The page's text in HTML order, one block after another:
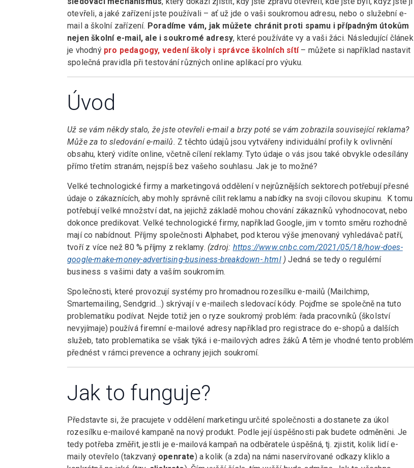
otevřeli, a jaké zařízení jste používali – ať už jde o vaši soukromou adresu, nebo o služební e-
mail a školní zařízení. Poradíme vám, jak můžete chránit proti spamu i případným útokům
nejen školní e-mail, ale i soukromé adresy, které používáte vy a vaši žáci. Následující článek
je vhodný pro pedagogy, vedení školy i správce školních sítí– můžete si například nastavit
společná pravidla při testování různých online aplikací pro výuku.
Úvod
Už se vám někdy stalo, že jste otevřeli e-mail a brzy poté se vám zobrazila související reklama?
Může za to sledování e-mailů. Z těchto údajů jsou vytvářeny individuální profily k ovlivnění
obsahu, který vidíte online, včetně cílení reklamy. Tyto údaje o vás jsou také obvykle odesílány
přímo třetím stranám, nejspíš bez vašeho souhlasu. Jak je to možné?
Velké technologické firmy a marketingová oddělení v nejrůznějších sektorech potřebují přesné
údaje o zákaznících, aby mohly správně cílit reklamu a nabídky na svoji cílovou skupinu. K tomu
potřebují velké množství dat, na jejichž základě mohou chování zákazníků vyhodnocovat, nebo
dokonce predikovat. Velké technologické firmy, například Google, jim v tomto směru rozhodně
mají co nabídnout. Příjmy společnosti Alphabet, pod kterou výše jmenovaný vyhledávač patří,
tvoří z více než 80 % příjmy z reklamy. (zdroj: https://www.cnbc.com/2021/05/18/how-does-
google-make-money-advertising-business-breakdown-.html)Jedná se tedy o regulérní
business s vašimi daty a vaším soukromím.
Společnosti, které provozují systémy pro hromadnou rozesílku e-mailů (Mailchimp,
Smartemailing, Sendgrid…) skrývají v e-mailech sledovací kódy. Pojďme se společně na tuto
problematiku podívat. Nejde totiž jen o ryze soukromý problém: řada pracovníků (školství
nevyjímaje) používá firemní e-mailové adresy například pro registrace do e-shopů a dalších
služeb, tato problematika se však týká i e-mailových adres žáků A těm je vhodné tento problém
přednést v rámci prevence a ochrany jejich soukromí.
Jak to funguje?
Představte si, že pracujete v oddělení marketingu určité společnosti a dostanete za úkol
rozesílku e-mailové kampaně na nový produkt. Podle její úspěšnosti pak budete odměněni. Je
tedy potřeba změřit, jestli je e-mailová kampaň na odběratele úspěšná, tj. zjistit, kolik lidí e-
maily otevřelo (takzvaný openrate) a kolik (a zda) na námi naservírované odkazy kliklo a